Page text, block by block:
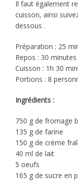
Il faut également
cuisson, ainsi
dessous .
Préparation : 25
Repos : 30 minutes
Cuisson : 1h 30
Portions : 8
Ingrédients :
750 g de fromage
135 g de farine
150 g de crème
40 ml de lait
5 oeufs
165 g de sucre en